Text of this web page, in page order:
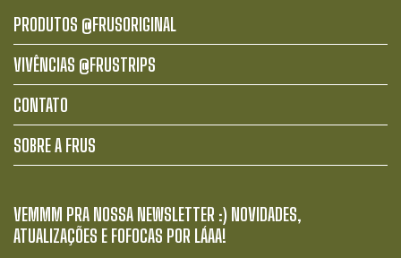
PRODUTOS @FRUSORIGINAL
VIVÊNCIAS @FRUSTRIPS
CONTATO
SOBRE A FRUS
VEMMM PRA NOSSA NEWSLETTER :) NOVIDADES,
ATUALIZAÇÕES E FOFOCAS POR LÁAA!